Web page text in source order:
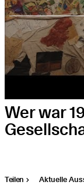
Wer war
Teilen Aktuelle